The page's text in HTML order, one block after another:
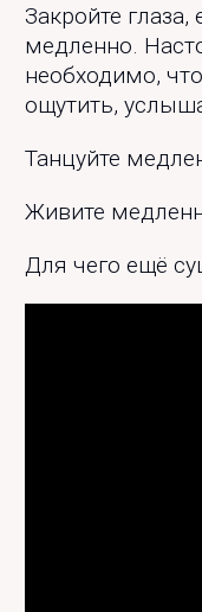
Закройте
медленно.
необходимо,
ощутить,
Танцуйте
Живите
Для чего ещё